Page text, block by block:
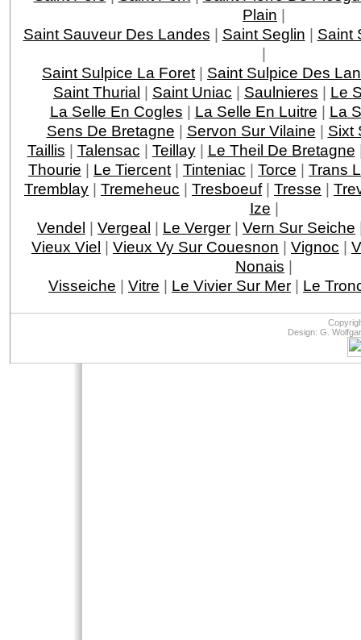
Plain |
Saint Sauveur Des Landes | Saint Seglin | Saint
|
Saint Sulpice La Foret | Saint Sulpice Des
Saint Thurial | Saint Uniac | Saulnieres | Le
La Selle En Cogles | La Selle En Luitre | La
Sens De Bretagne | Servon Sur Vilaine | Sixt
Taillis | Talensac | Teillay| Le Theil De Bretagne
Thourie | Le Tiercent | Tinteniac | Torce | Trans
Tremblay | Tremeheuc | Tresboeuf| Tresse |
Ize |
Vendel | Vergeal | Le Verger | Vern Sur Seiche
Vieux Viel | Vieux Vy Sur Couesnon | Vignoc |
Nonais |
Visseiche | Vitre | Le Vivier Sur Mer | Le
Design: G.